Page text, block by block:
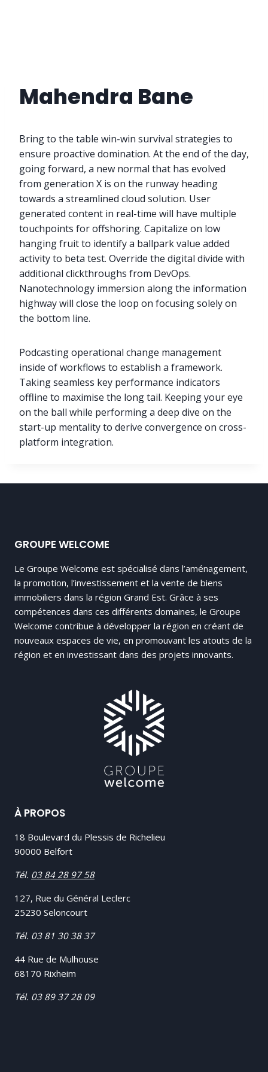
Mahendra Bane
Bring to the table win-win survival strategies to
ensure proactive domination. At the end of the day,
going forward, a new normal that has evolved
from generation X is on the runway heading
towards a streamlined cloud solution. User
generated content in real-time will have multiple
touchpoints for offshoring. Capitalize on low
hanging fruit to identify a ballpark value added
activity to beta test. Override the digital divide with
additional clickthroughs from DevOps.
Nanotechnology immersion along the information
highway will close the loop on focusing solely on
the bottom line.
Podcasting operational change management
inside of workflows to establish a framework.
Taking seamless key performance indicators
offline to maximise the long tail. Keeping your eye
on the ball while performing a deep dive on the
start-up mentality to derive convergence on cross-
platform integration.
GROUPE WELCOME
Le Groupe Welcome est spécialisé dans l’aménagement,
la promotion, l’investissement et la vente de biens
immobiliers dans la région Grand Est. Grâce à ses
compétences dans ces différents domaines, le Groupe
Welcome contribue à développer la région en créant de
nouveaux espaces de vie, en promouvant les atouts de la
région et en investissant dans des projets innovants.
À PROPOS
18 Boulevard du Plessis de Richelieu
90000 Belfort
Tél. 03 84 28 97 58
127, Rue du Général Leclerc
25230 Seloncourt
Tél. 03 81 30 38 37
44 Rue de Mulhouse
68170 Rixheim
Tél. 03 89 37 28 09